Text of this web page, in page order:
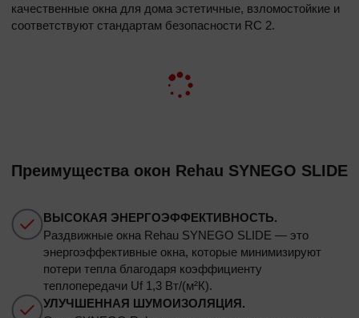
качественные окна для дома эстетичные, взломостойкие и
соответствуют стандартам безопасности RC 2.
Преимущества окон Rehau SYNEGO SLIDE
ВЫСОКАЯ ЭНЕРГОЭФФЕКТИВНОСТЬ.
Раздвижные окна Rehau SYNEGO SLIDE — это
энергоэффективные окна, которые минимизируют
потери тепла благодаря коэффициенту
теплопередачи Uf 1,3 Вт/(м²К).
УЛУЧШЕННАЯ ШУМОИЗОЛЯЦИЯ.